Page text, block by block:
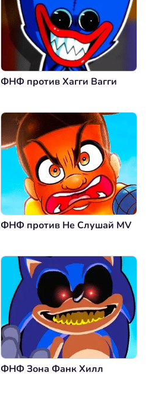
ФНФ против Хагги Вагги
ФНФ против Не Слушай MV
ФНФ Зона Фанк Хилл